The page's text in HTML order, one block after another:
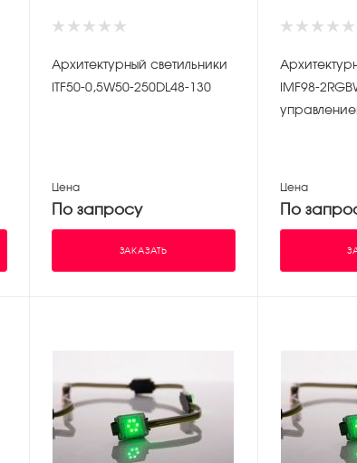
Архитектурный светильники
ITF50-0,5W50-250DL48-130
Цена
По запросу
ЗАКАЗАТЬ
IMF98-
Цена
По